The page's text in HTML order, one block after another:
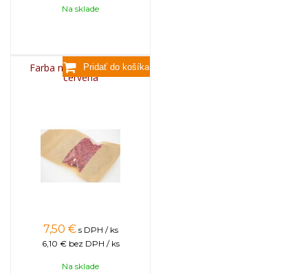
Na sklade
Farba na sviečky, 25g -
červená
7,50 € s DPH / ks
6,10 € bez DPH / ks
Na sklade